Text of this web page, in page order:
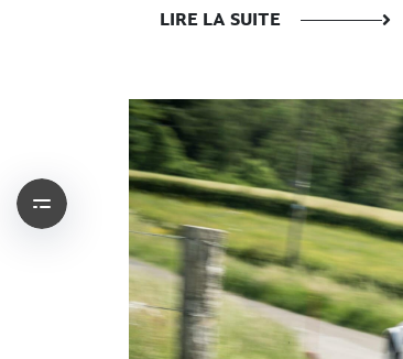
LIRE LA SUITE